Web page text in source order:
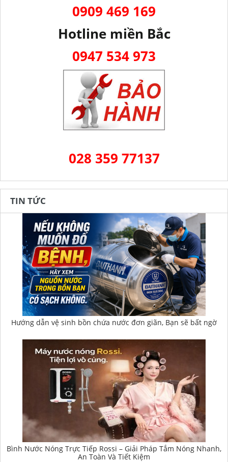
0909 469 169
Hotline miền Bắc
0947 534 973
028 359 77137
TIN TỨC
Hướng dẫn vệ sinh bồn chứa nước đơn giãn, Bạn sẽ bất ngờ
Bình Nước Nóng Trực Tiếp Rossi – Giải Pháp Tắm Nóng Nhanh,
An Toàn Và Tiết Kiệm